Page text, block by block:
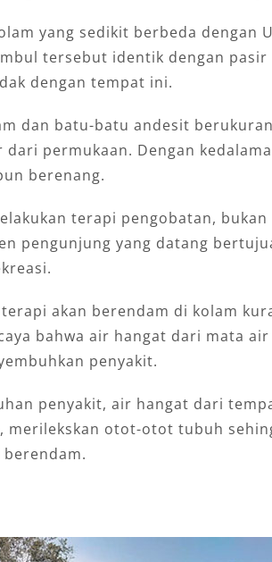
yang sedikit berbeda dengan
tersebut identik dengan pasir
dengan tempat ini.
dan batu-batu andesit berukuran
permukaan. Dengan
berenang.
terapi pengobatan, bukan
pengunjung yang datang
akan berendam di kolam
bahwa air hangat dari mata air
penyakit.
penyakit, air hangat dari
merilekskan otot-otot tubuh